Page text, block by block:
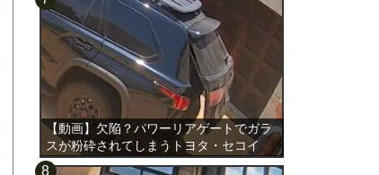
【動画】欠陥？パワーリアゲートでガラ
スが粉砕されてしまうトヨタ・セコイ
ア。